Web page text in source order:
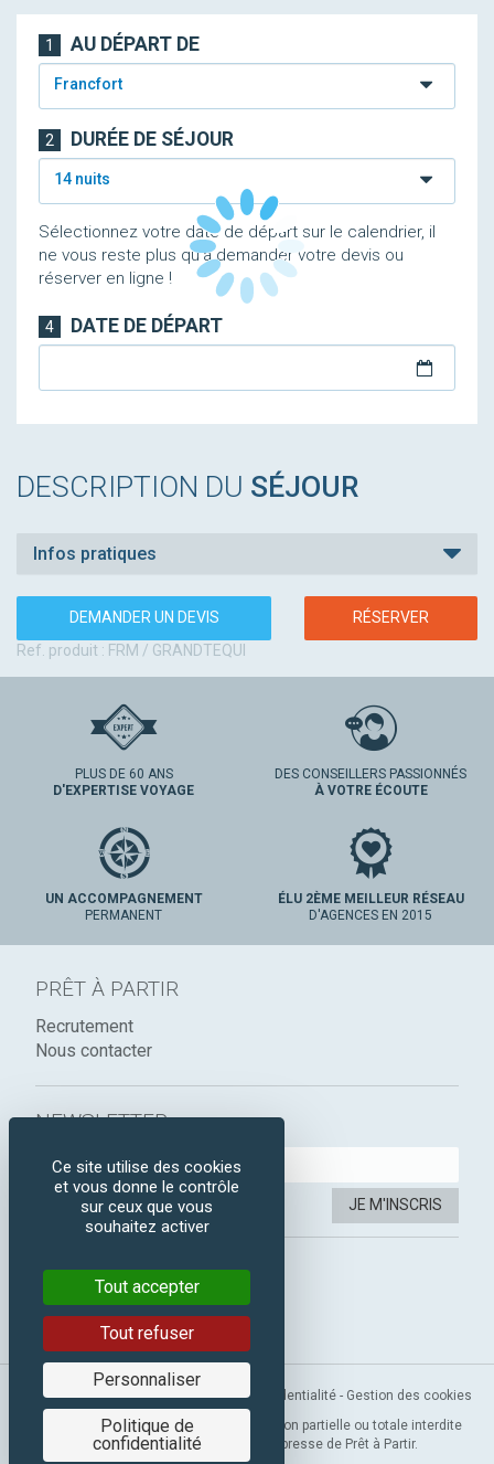
1 AU DÉPART DE
Francfort
2 DURÉE DE SÉJOUR
14 nuits
Sélectionnez votre date de départ sur le calendrier, il
ne vous reste plus qu'à demander votre devis ou
réserver en ligne !
4 DATE DE DÉPART
DESCRIPTION DU SÉJOUR
Infos pratiques
DEMANDER UN DEVIS
RÉSERVER
Ref. produit : FRM / GRANDTEQUI
PLUS DE 60 ANS
D'EXPERTISE VOYAGE
DES CONSEILLERS PASSIONNÉS
À VOTRE ÉCOUTE
UN ACCOMPAGNEMENT
PERMANENT
ÉLU 2ÈME MEILLEUR RÉSEAU
D'AGENCES EN 2015
PRÊT À PARTIR
Recrutement
Nous contacter
NEWSLETTER :
JE M'INSCRIS
SUIVEZ-NOUS :
Facebook
Instagram
Mentions légales-CGV-Politique de confidentialité - Gestion des cookies
Copyright 2019 © Prêt à Partir. Reproduction partielle ou totale interdite
sans l’autorisation préalable et expresse de Prêt à Partir.
Ce site utilise des cookies
et vous donne le contrôle
sur ceux que vous
souhaitez activer
Tout accepter
Tout refuser
Personnaliser
Politique de
confidentialité